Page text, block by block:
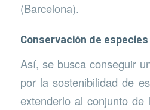
(Barcelona).
Conservación de
Así, se busca conseguir
por la sostenibilidad de
extenderlo al conjunto de